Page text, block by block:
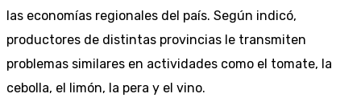
las economías regionales del país. Según indicó,
productores de distintas provincias le transmiten
problemas similares en actividades como el tomate, la
cebolla, el limón, la pera y el vino.